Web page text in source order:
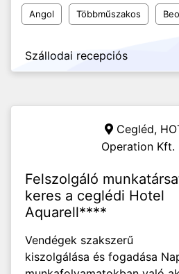
Angol Többműszakos
Szállodai recepciós
Cegléd,
Operation Kft.
Felszolgáló
keres a ceglédi Hotel
Aquarell****
Vendégek szakszerű
kiszolgálása és fogadása